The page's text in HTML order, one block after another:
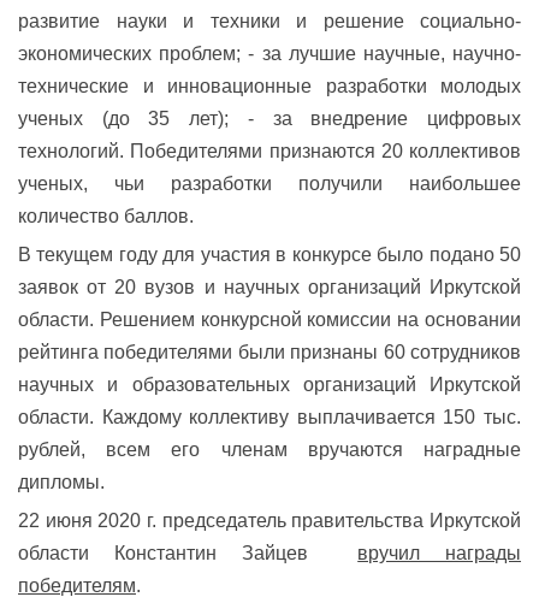
развитие науки и техники и решение социально-
экономических проблем; - за лучшие научные, научно-
технические и инновационные разработки молодых
ученых (до 35 лет); - за внедрение цифровых
технологий. Победителями признаются 20 коллективов
ученых, чьи разработки получили наибольшее
количество баллов.
В текущем году для участия в конкурсе было подано 50
заявок от 20 вузов и научных организаций Иркутской
области. Решением конкурсной комиссии на основании
рейтинга победителями были признаны 60 сотрудников
научных и образовательных организаций Иркутской
области. Каждому коллективу выплачивается 150 тыс.
рублей, всем его членам вручаются наградные
дипломы.
22 июня 2020 г. председатель правительства Иркутской
области Константин Зайцев вручил награды
победителям.